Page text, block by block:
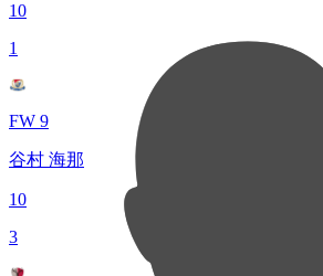
10
1
FW 9
谷村 海那
10
3